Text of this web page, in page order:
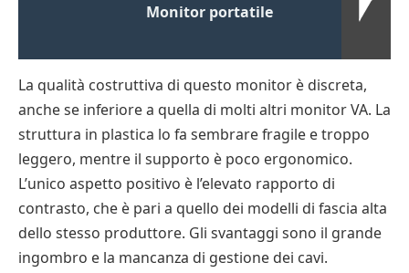
Monitor portatile
La qualità costruttiva di questo monitor è discreta,
anche se inferiore a quella di molti altri monitor VA. La
struttura in plastica lo fa sembrare fragile e troppo
leggero, mentre il supporto è poco ergonomico.
L’unico aspetto positivo è l’elevato rapporto di
contrasto, che è pari a quello dei modelli di fascia alta
dello stesso produttore. Gli svantaggi sono il grande
ingombro e la mancanza di gestione dei cavi.